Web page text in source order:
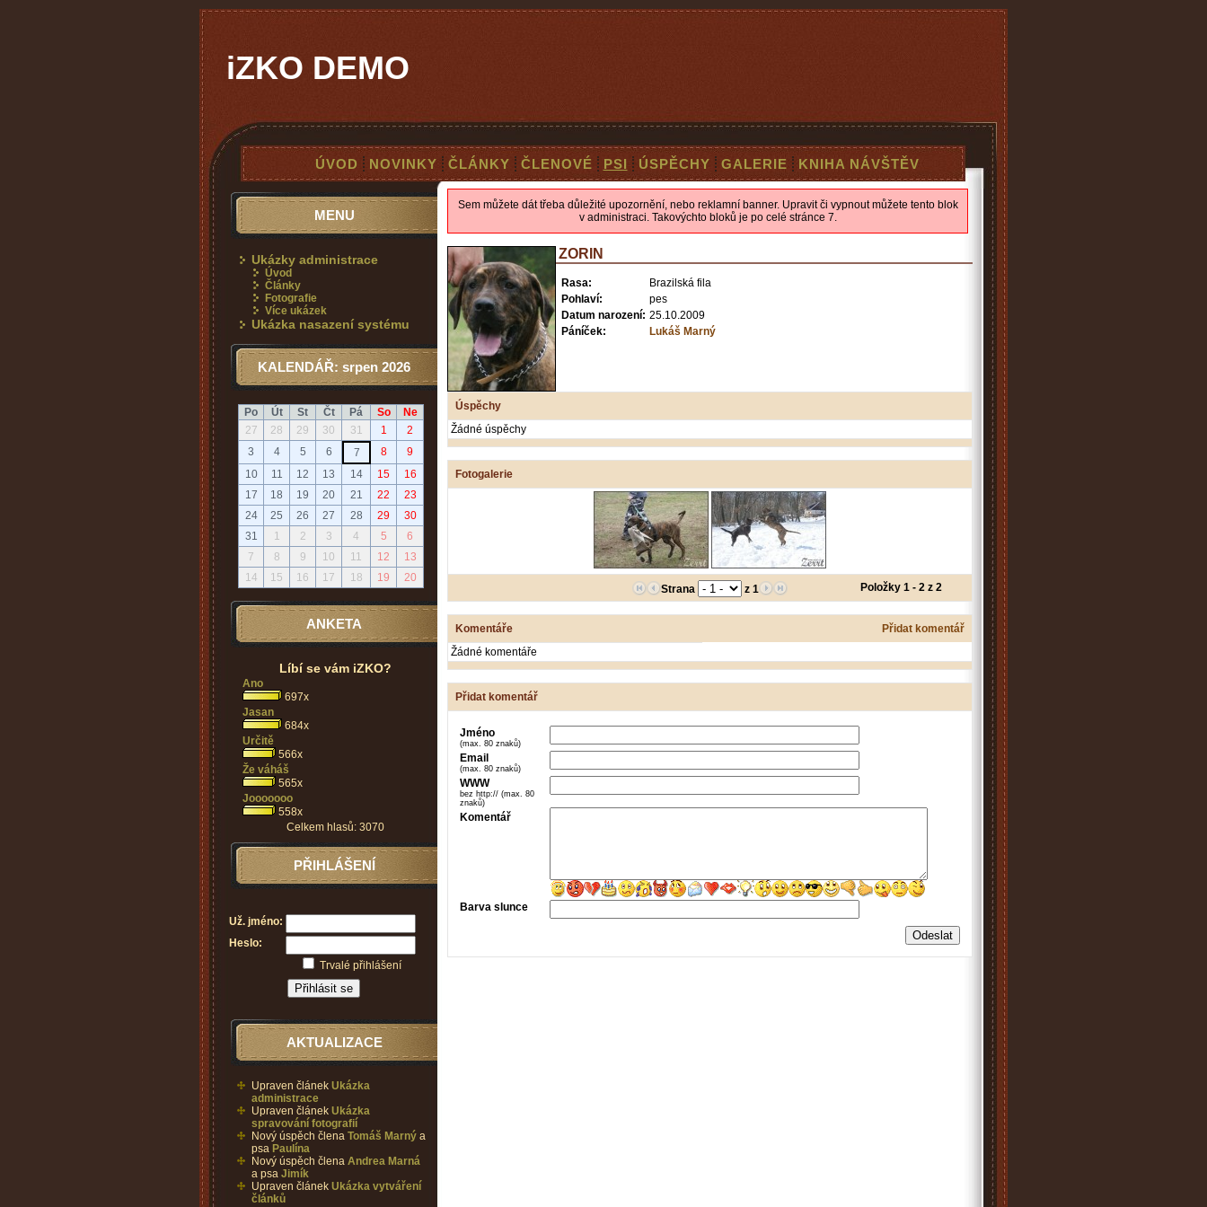
iZKO DEMO
ÚVOD NOVINKY ČLÁNKY ČLENOVÉ PSI ÚSPĚCHY GALERIE KNIHA NÁVŠTĚV
Sem můžete dát třeba důležité upozornění, nebo reklamní banner. Upravit či vypnout můžete tento blok
v administraci. Takovýchto bloků je po celé stránce 7.
ZORIN
Rasa:
Brazilská fila
Pohlaví:
pes
Datum narození: 25.10.2009
Páníček:
Lukáš Marný
Úspěchy
Žádné úspěchy
Fotogalerie
Strana z 1 Položky 1 - 2 z 2
Komentáře
Přidat komentář
Žádné komentáře
Přidat komentář
Jméno
(max. 80 znaků)
Email
(max. 80 znaků)
WWW
bez http:// (max. 80
znaků)
Komentář
Barva slunce
MENU
Ukázky administrace
Úvod
Články
Fotografie
Více ukázek
Ukázka nasazení systému
KALENDÁŘ: srpen 2026
Po Út St Čt Pá So
Ne
27
28 29 30 31 1
2
3
4 5 6 7 8
9
10
11 12 13 14 15
16
17
18 19 20 21 22
23
24
25 26 27 28 29
30
31
1 2 3 4 5
6
7
8 9 10 11 12
13
14
15 16 17 18 19 20
ANKETA
Líbí se vám iZKO?
Ano
697x
Jasan
684x
Určitě
566x
Že váháš
565x
Jooooooo
558x
Celkem hlasů: 3070
PŘIHLÁŠENÍ
Už. jméno:
Heslo:
Trvalé přihlášení
AKTUALIZACE
Upraven článek Ukázka
administrace
Upraven článek Ukázka
spravování fotografií
Nový úspěch člena Tomáš Marný a
psa Paulína
Nový úspěch člena Andrea Marná
a psa Jimík
Upraven článek Ukázka vytváření
článků